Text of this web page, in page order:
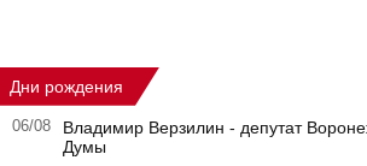
Дни рождения
06/08
Владимир Верзилин - депутат
Думы